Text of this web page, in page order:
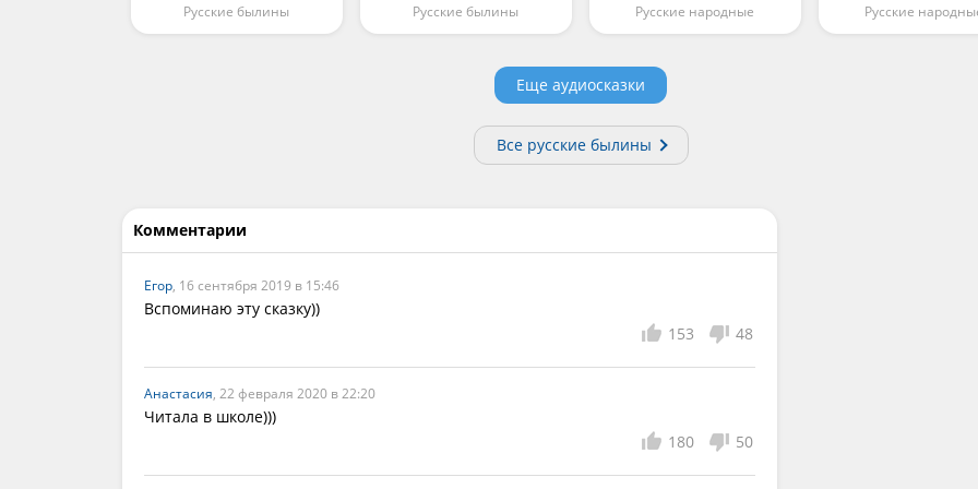
Русские былины Русские былины Русские народные Русские
Еще аудиосказки
Все русские былины
Комментарии
Егор, 16 сентября 2019 в 15:46
Вспоминаю эту сказку))
153
48
Анастасия, 22 февраля 2020 в 22:20
Читала в школе)))
180
50